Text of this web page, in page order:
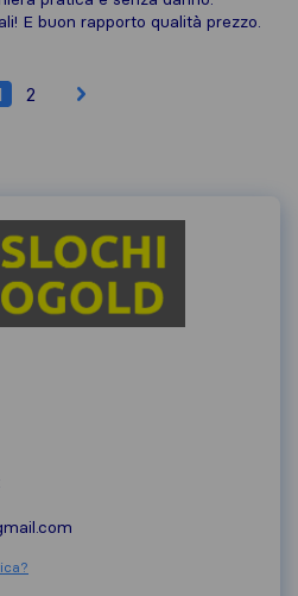
E buon rapporto qualità prezzo.
2